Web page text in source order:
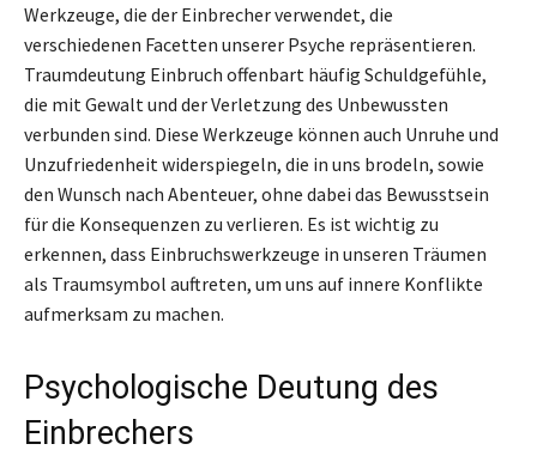
Werkzeuge, die der Einbrecher verwendet, die
verschiedenen Facetten unserer Psyche repräsentieren.
Traumdeutung Einbruch offenbart häufig Schuldgefühle,
die mit Gewalt und der Verletzung des Unbewussten
verbunden sind. Diese Werkzeuge können auch Unruhe und
Unzufriedenheit widerspiegeln, die in uns brodeln, sowie
den Wunsch nach Abenteuer, ohne dabei das Bewusstsein
für die Konsequenzen zu verlieren. Es ist wichtig zu
erkennen, dass Einbruchswerkzeuge in unseren Träumen
als Traumsymbol auftreten, um uns auf innere Konflikte
aufmerksam zu machen.
Psychologische Deutung des
Einbrechers